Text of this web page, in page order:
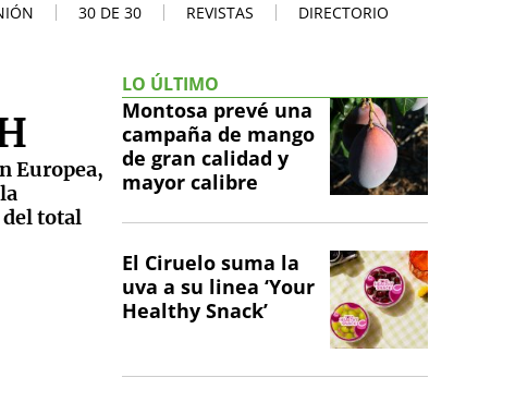
30 DE 30 REVISTAS DIRECTORIO
Europea,
del total
LO ÚLTIMO
Montosa prevé una
campaña de mango
de gran calidad y
mayor calibre
El Ciruelo suma la
uva a su linea ‘Your
Healthy Snack’